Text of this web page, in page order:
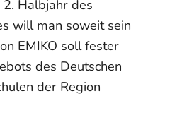
Halbjahr des
will man soweit sein
EMIKO soll fester
des Deutschen
der Region